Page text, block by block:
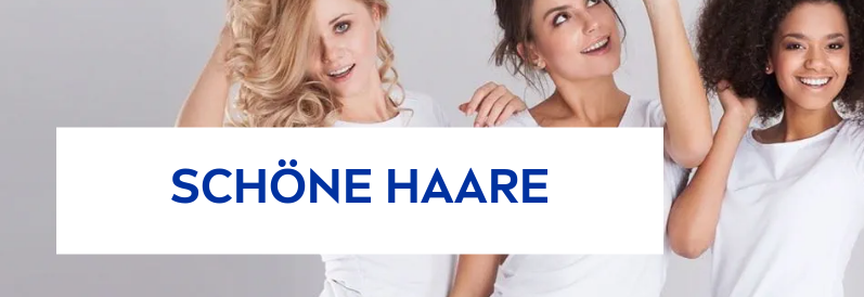
SCHÖNE HAARE
Alle Haartypen
Alterndes Haar
Fettiges Haar
AUSGEWÄHLTE FILTER
AUSWÄHLEN